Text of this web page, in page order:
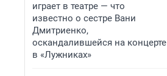
играет в театре — что
известно о сестре Вани
Дмитриенко,
оскандалившейся на концерте
в «Лужниках»